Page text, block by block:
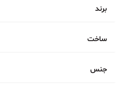
برند
کیچن تکساخت
ایرانجنس